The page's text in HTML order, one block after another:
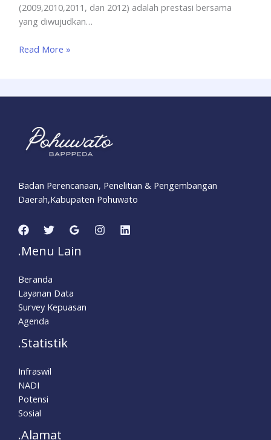
(2009,2010,2011, dan 2012) adalah prestasi bersama
yang diwujudkan…
Read More »
Badan Perencanaan, Penelitian & Pengembangan
Daerah,Kabupaten Pohuwato
.Menu Lain
Beranda
Layanan Data
Survey Kepuasan
Agenda
.Statistik
Infraswil
NADI
Potensi
Sosial
.Alamat